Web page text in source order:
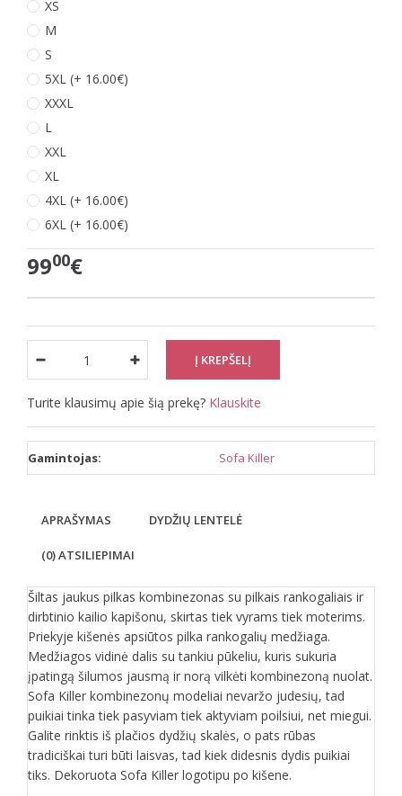
XS
M
S
5XL (+ 16.00€)
XXXL
L
XXL
XL
4XL (+ 16.00€)
6XL (+ 16.00€)
9900€
Turite klausimų apie šią prekę? Klauskite
Gamintojas: Sofa Killer
APRAŠYMAS DYDŽIŲ LENTELĖ
(0) ATSILIEPIMAI
Šiltas jaukus pilkas kombinezonas su pilkais rankogaliais ir
dirbtinio kailio kapišonu, skirtas tiek vyrams tiek moterims.
Priekyje kišenės apsiūtos pilka rankogalių medžiaga.
Medžiagos vidinė dalis su tankiu pūkeliu, kuris sukuria
įpatingą šilumos jausmą ir norą vilkėti kombinezoną nuolat.
Sofa Killer kombinezonų modeliai nevaržo judesių, tad
puikiai tinka tiek pasyviam tiek aktyviam poilsiui, net miegui.
Galite rinktis iš plačios dydžių skalės, o pats rūbas
tradiciškai turi būti laisvas, tad kiek didesnis dydis puikiai
tiks. Dekoruota Sofa Killer logotipu po kišene.